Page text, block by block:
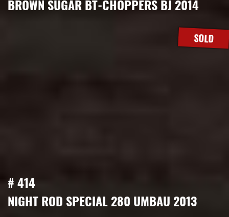
BROWN SUGAR BT-CHOPPERS BJ 2014
SOLD
# 414
NIGHT ROD SPECIAL 280 UMBAU 2013